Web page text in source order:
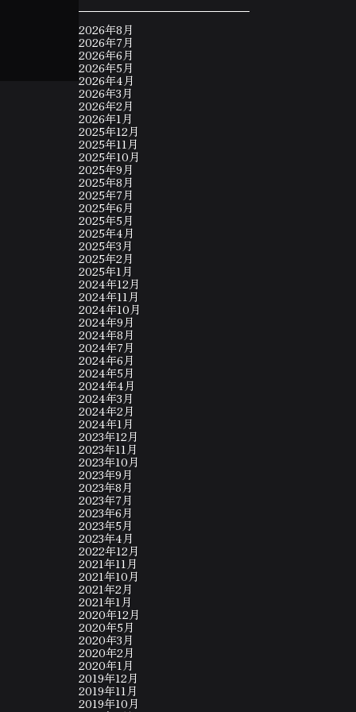
2026年8月
2026年7月
2026年6月
2026年5月
2026年4月
2026年3月
2026年2月
2026年1月
2025年12月
2025年11月
2025年10月
2025年9月
2025年8月
2025年7月
2025年6月
2025年5月
2025年4月
2025年3月
2025年2月
2025年1月
2024年12月
2024年11月
2024年10月
2024年9月
2024年8月
2024年7月
2024年6月
2024年5月
2024年4月
2024年3月
2024年2月
2024年1月
2023年12月
2023年11月
2023年10月
2023年9月
2023年8月
2023年7月
2023年6月
2023年5月
2023年4月
2022年12月
2021年11月
2021年10月
2021年2月
2021年1月
2020年12月
2020年5月
2020年3月
2020年2月
2020年1月
2019年12月
2019年11月
2019年10月